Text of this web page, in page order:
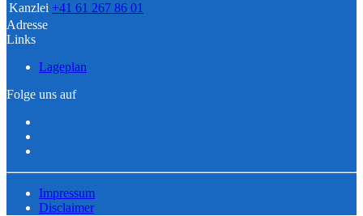
Kanzlei +41 61 267 86 01
Adresse
Links
Lageplan
Folge uns auf
Impressum
Disclaimer